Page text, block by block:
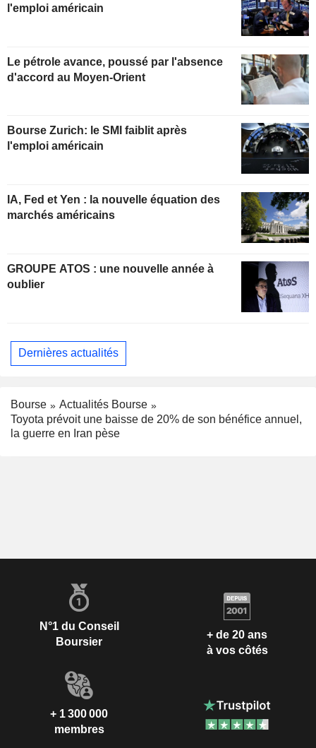
l'emploi américain
Le pétrole avance, poussé par l'absence
d'accord au Moyen-Orient
Bourse Zurich: le SMI faiblit après
l'emploi américain
IA, Fed et Yen : la nouvelle équation des
marchés américains
GROUPE ATOS : une nouvelle année à
oublier
Dernières actualités
Bourse
Actualités Bourse
Toyota prévoit une baisse de 20% de son bénéfice annuel,
la guerre en Iran pèse
N°1 du Conseil
Boursier
+ de 20 ans
à vos côtés
+ 1 300 000
membres